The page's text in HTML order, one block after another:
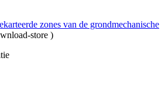
zones van de grondmechanische
store )